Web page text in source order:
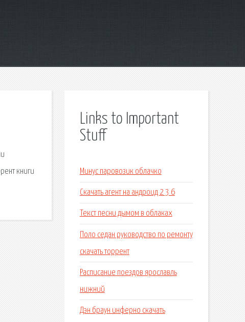
книги
Links to Important
Stuff
Минус паровозик облачко
Скачать агент на андроид 2 3 6
Текст песни дымом в облаках
Поло седан руководство по ремонту
скачать торрент
Расписание поездов ярославль
нижний
Дэн браун инферно скачать